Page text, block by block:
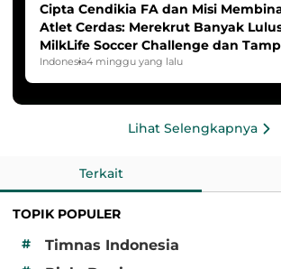
Cipta Cendikia FA dan Misi
Atlet Cerdas: Merekrut Banyak
MilkLife Soccer Challenge dan
HYDROPLUS Soccer League
Indonesia4 minggu yang lalu
Lihat Selengkapnya
Terkait
TOPIK POPULER
#
Timnas Indonesia